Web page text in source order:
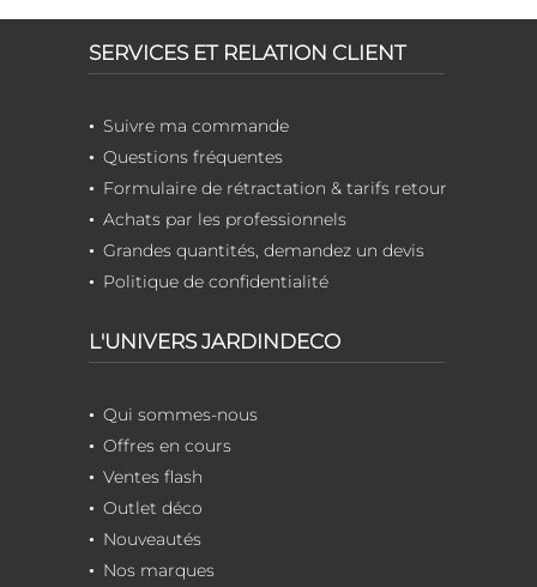
SERVICES ET RELATION CLIENT
Suivre ma commande
Questions fréquentes
Formulaire de rétractation & tarifs retour
Achats par les professionnels
Grandes quantités, demandez un devis
Politique de confidentialité
L'UNIVERS JARDINDECO
Qui sommes-nous
Offres en cours
Ventes flash
Outlet déco
Nouveautés
Nos marques